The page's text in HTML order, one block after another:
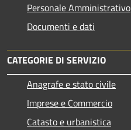
Personale Amministrativo
Documenti e dati
CATEGORIE DI SERVIZIO
Anagrafe e stato civile
Imprese e Commercio
Catasto e urbanistica